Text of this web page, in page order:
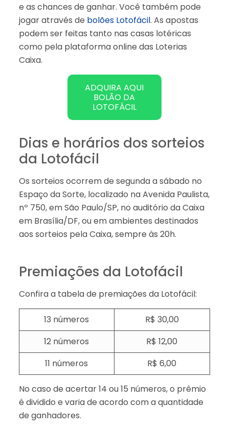
e as chances de ganhar. Você também pode
jogar através de bolões Lotofácil. As apostas
podem ser feitas tanto nas casas lotéricas
como pela plataforma online das Loterias
Caixa.
ADQUIRA AQUI
BOLÃO DA
LOTOFÁCIL
Dias e horários dos sorteios
da Lotofácil
Os sorteios ocorrem de segunda a sábado no
Espaço da Sorte, localizado na Avenida Paulista,
nº 750, em São Paulo/SP, no auditório da Caixa
em Brasília/DF, ou em ambientes destinados
aos sorteios pela Caixa, sempre às 20h.
Premiações da Lotofácil
Confira a tabela de premiações da Lotofácil:
13 números
R$ 30,00
12 números
R$ 12,00
11 números
R$ 6,00
No caso de acertar 14 ou 15 números, o prêmio
é dividido e varia de acordo com a quantidade
de ganhadores.